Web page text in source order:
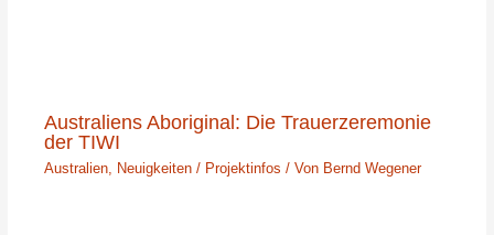
Australiens Aboriginal: Die Trauerzeremonie
der TIWI
Australien, Neuigkeiten / Projektinfos / Von Bernd Wegener